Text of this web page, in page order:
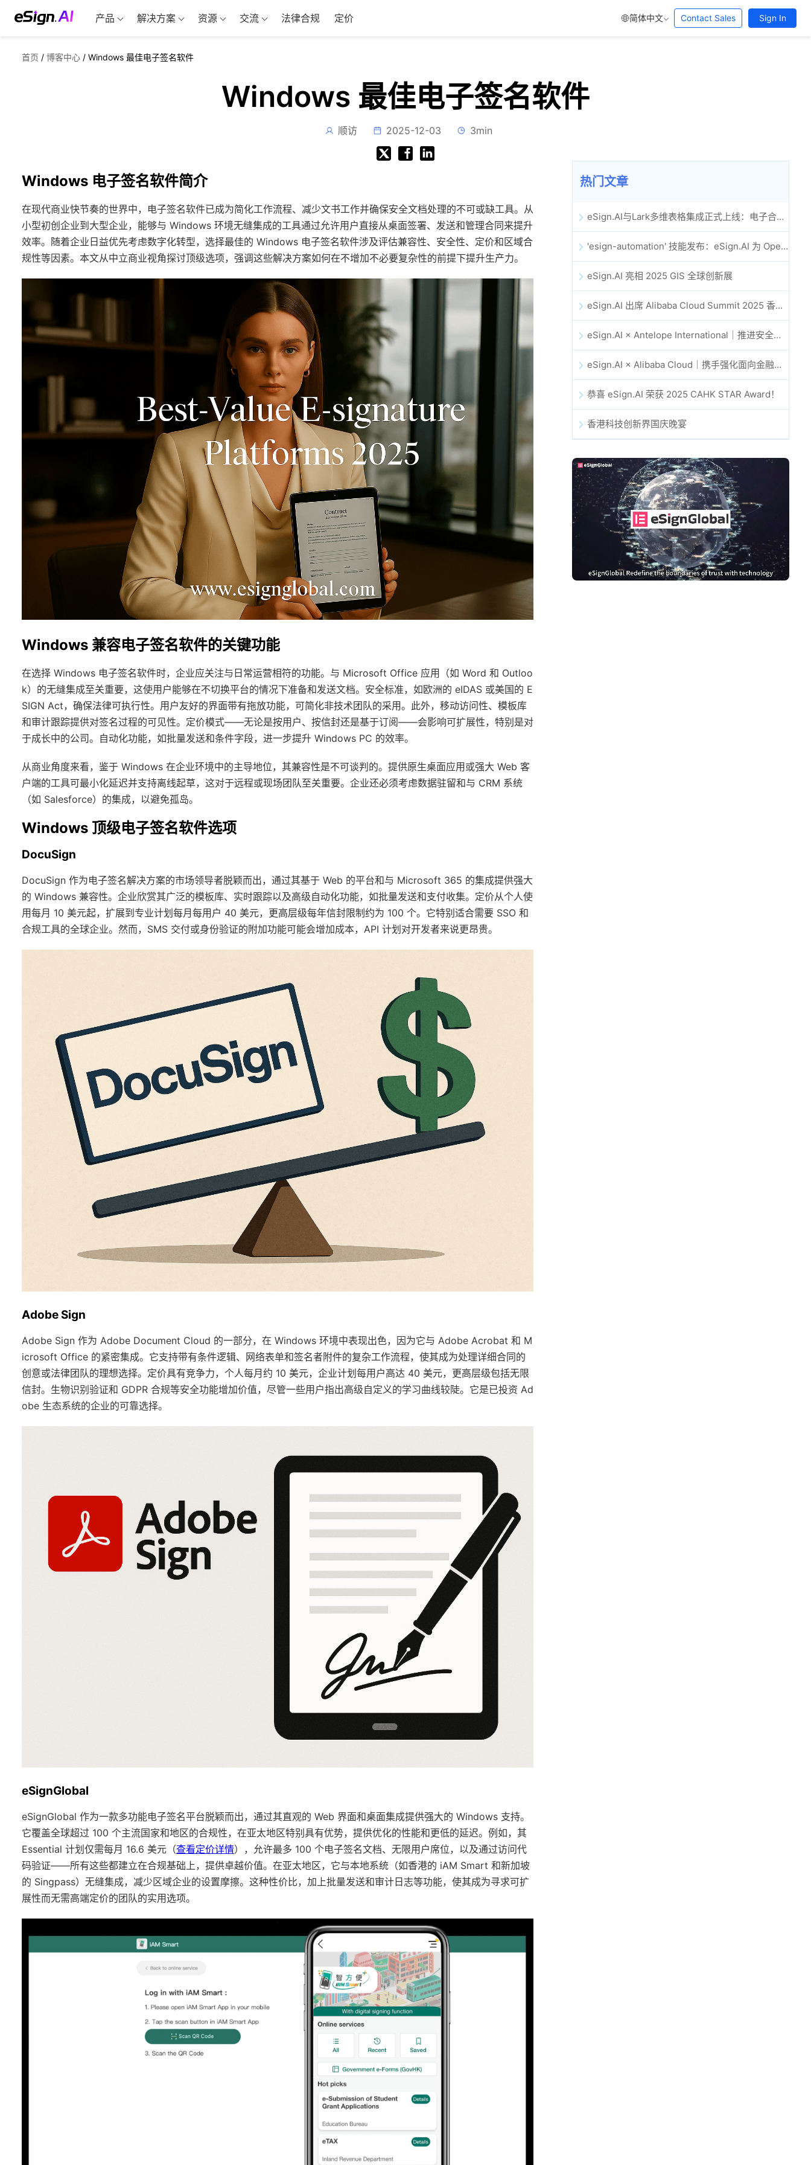
产品 解决方案 资源 交流 法律合规 定价 简体中文 Contact Sales Sign In
首页 / 博客中心 / Windows 最佳电子签名软件
Windows 最佳电子签名软件
顺访 2025-12-03 3min
Windows 电子签名软件简介
在现代商业快节奏的世界中，电子签名软件已成为简化工作流程、减少文书工作并确保安全文档处理的不可或缺工具。从
小型初创企业到大型企业，能够与 Windows 环境无缝集成的工具通过允许用户直接从桌面签署、发送和管理合同来提升
效率。随着企业日益优先考虑数字化转型，选择最佳的 Windows 电子签名软件涉及评估兼容性、安全性、定价和区域合
规性等因素。本文从中立商业视角探讨顶级选项，强调这些解决方案如何在不增加不必要复杂性的前提下提升生产力。
Windows 兼容电子签名软件的关键功能
在选择 Windows 电子签名软件时，企业应关注与日常运营相符的功能。与 Microsoft Office 应用（如 Word 和 Outloo
k）的无缝集成至关重要，这使用户能够在不切换平台的情况下准备和发送文档。安全标准，如欧洲的 eIDAS 或美国的 E
SIGN Act，确保法律可执行性。用户友好的界面带有拖放功能，可简化非技术团队的采用。此外，移动访问性、模板库
和审计跟踪提供对签名过程的可见性。定价模式——无论是按用户、按信封还是基于订阅——会影响可扩展性，特别是对
于成长中的公司。自动化功能，如批量发送和条件字段，进一步提升 Windows PC 的效率。
从商业角度来看，鉴于 Windows 在企业环境中的主导地位，其兼容性是不可谈判的。提供原生桌面应用或强大 Web 客
户端的工具可最小化延迟并支持离线起草，这对于远程或现场团队至关重要。企业还必须考虑数据驻留和与 CRM 系统
（如 Salesforce）的集成，以避免孤岛。
Windows 顶级电子签名软件选项
DocuSign
DocuSign 作为电子签名解决方案的市场领导者脱颖而出，通过其基于 Web 的平台和与 Microsoft 365 的集成提供强大
的 Windows 兼容性。企业欣赏其广泛的模板库、实时跟踪以及高级自动化功能，如批量发送和支付收集。定价从个人使
用每月 10 美元起，扩展到专业计划每月每用户 40 美元，更高层级每年信封限制约为 100 个。它特别适合需要 SSO 和
合规工具的全球企业。然而，SMS 交付或身份验证的附加功能可能会增加成本，API 计划对开发者来说更昂贵。
Adobe Sign
Adobe Sign 作为 Adobe Document Cloud 的一部分，在 Windows 环境中表现出色，因为它与 Adobe Acrobat 和 M
icrosoft Office 的紧密集成。它支持带有条件逻辑、网络表单和签名者附件的复杂工作流程，使其成为处理详细合同的
创意或法律团队的理想选择。定价具有竞争力，个人每月约 10 美元，企业计划每用户高达 40 美元，更高层级包括无限
信封。生物识别验证和 GDPR 合规等安全功能增加价值，尽管一些用户指出高级自定义的学习曲线较陡。它是已投资 Ad
obe 生态系统的企业的可靠选择。
eSignGlobal
eSignGlobal 作为一款多功能电子签名平台脱颖而出，通过其直观的 Web 界面和桌面集成提供强大的 Windows 支持。
它覆盖全球超过 100 个主流国家和地区的合规性，在亚太地区特别具有优势，提供优化的性能和更低的延迟。例如，其
Essential 计划仅需每月 16.6 美元（查看定价详情），允许最多 100 个电子签名文档、无限用户席位，以及通过访问代
码验证——所有这些都建立在合规基础上，提供卓越价值。在亚太地区，它与本地系统（如香港的 iAM Smart 和新加坡
的 Singpass）无缝集成，减少区域企业的设置摩擦。这种性价比，加上批量发送和审计日志等功能，使其成为寻求可扩
展性而无需高端定价的团队的实用选项。
热门文章
eSign.AI与Lark多维表格集成正式上线：电子合同签署归档全程自动化
'esign-automation' 技能发布：eSign.AI 为 OpenClaw 提供自动化电子签名能力
eSign.AI 亮相 2025 GIS 全球创新展
eSign.AI 出席 Alibaba Cloud Summit 2025 香港站，共同探讨 AI 驱动的云创新与数字信任未来
eSign.AI × Antelope International｜推进安全且由 AI 驱动的数字化工作流
eSign.AI × Alibaba Cloud｜携手强化面向金融科技的全球数字信任
恭喜 eSign.AI 荣获 2025 CAHK STAR Award！
香港科技创新界国庆晚宴